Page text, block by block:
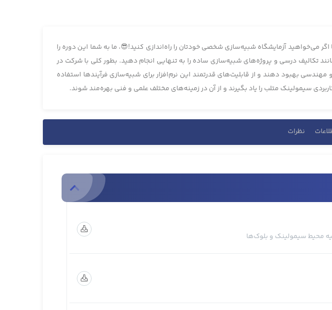
می‌خواهید آزمایشگاه شبیه‌سازی شخصی خودتان را راه‌اندازی کنید!😎، ما به شما این دوره را
مقدماتی مانند تکالیف درسی و پروژه‌های شبیه‌سازی ساده را به تنهایی انجام دهید. بطور کلی با شرکت در
بهبود دهند و از قابلیت‌های قدرتمند این نرم‌افزار برای شبیه‌سازی فرآیندها استفاده
سیمولینک متلب را یاد بگیرند و از آن در زمینه‌های مختلف علمی و فنی بهره‌مند شوند.
نظرات
محیط سیمولینک و بلوک‌ها